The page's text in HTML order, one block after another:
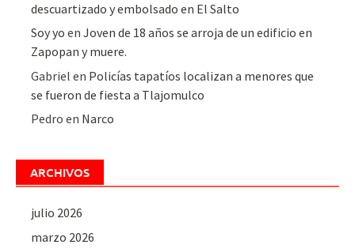
descuartizado y embolsado en El Salto
Soy yo enJoven de 18 años se arroja de un edificio en
Zapopan y muere.
Gabriel en Policías tapatíos localizan a menores que
se fueron de fiesta a Tlajomulco
Pedro en Narco
ARCHIVOS
julio 2026
marzo 2026